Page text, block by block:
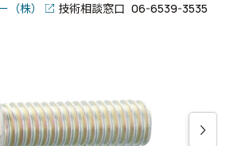
株） 技術相談窓口 06-6539-3535